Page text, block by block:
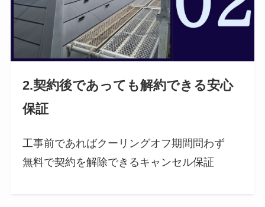
2.契約後であっても解約できる安心
保証
工事前であればクーリングオフ期間問わず
無料で契約を解除できるキャンセル保証